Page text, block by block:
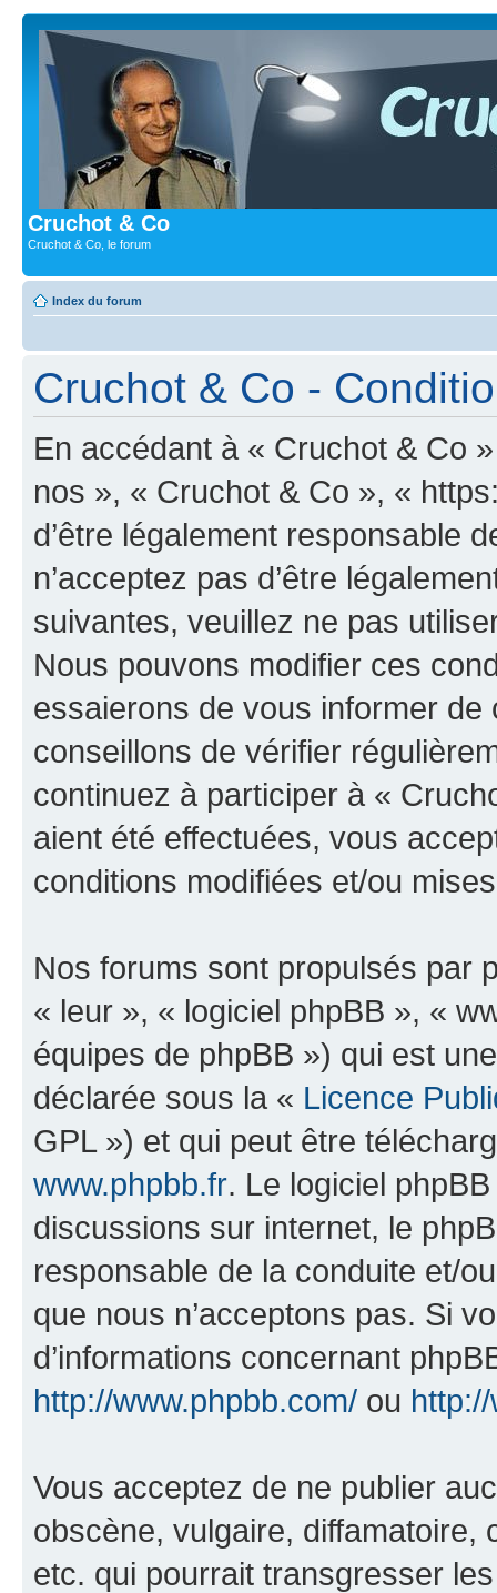
Cruchot & Co
Cruchot & Co, le forum
Index du forum
Cruchot & Co -
En accédant à « Cruchot & Co
nos », « Cruchot & Co », «
d’être légalement responsable
n’acceptez pas d’être
suivantes, veuillez ne pas
Nous pouvons modifier ces
essaierons de vous informer
conseillons de vérifier
continuez à participer à «
aient été effectuées, vous
conditions modifiées et/ou
Nos forums sont propulsés par
« leur », « logiciel phpBB », «
équipes de phpBB ») qui est
déclarée sous la « Licence
GPL ») et qui peut être
www.phpbb.fr. Le logiciel
discussions sur internet, le
responsable de la conduite et/
que nous n’acceptons pas. Si
d’informations concernant
http://www.phpbb.com/ ou
Vous acceptez de ne publier
obscène, vulgaire, diffamatoire,
etc. qui pourrait transgresser